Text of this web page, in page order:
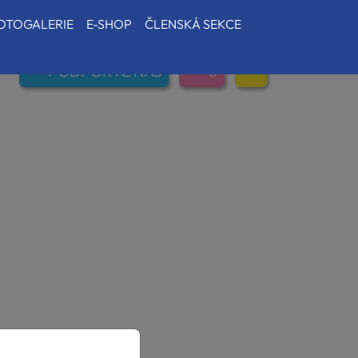
E-SHOP ČLENSKÁ SEKCE
PODPOŘTE NÁS 0